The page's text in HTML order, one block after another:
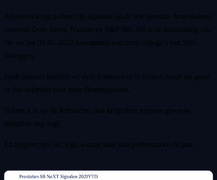
Allereerst krijgt u direct de signalen op de drie grootste Amerikaanse
beurzen: Dow Jones, Nasdaq en S&P 500. Dit is de autotrading-tak,
die we per 01-01-2022 overnemen van onze collega’s van Slim
Beleggen.
Sinds januari hadden we deze trouwens al in beheer, maar nu gaan
ze dus definitief over naar Beurssignalen.
Tekent u in op de Kerstactie, dan krijgt deze toppers gewoon
diezelfde dag nog!
En toppers zijn het, kijkt u maar naar hun performance dit jaar.